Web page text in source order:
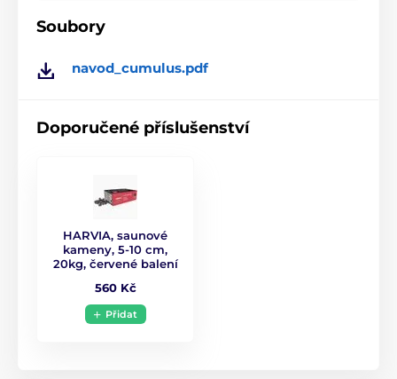
Jištění
Přívodní kabel
Ovládací jednotka Není součástí kamen
Soubory
navod_cumulus.pdf
Doporučené příslušenství
HARVIA, saunové
kameny, 5-10 cm,
20kg, červené balení
560 Kč
Přidat